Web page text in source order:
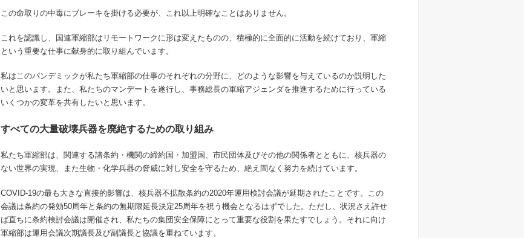
この命取りの中毒にブレーキを掛ける必要が、これ以上明確なことはありません。
これを認識し、国連軍縮部はリモートワークに形は変えたものの、積極的に全面的に活動を続けており、軍縮
という重要な仕事に献身的に取り組んでいます。
私はこのパンデミックが私たち軍縮部の仕事のそれぞれの分野に、どのような影響を与えているのか説明した
いと思います。また、私たちのマンデートを遂行し、事務総長の軍縮アジェンダを推進するために行っている
いくつかの変革を共有したいと思います。
すべての大量破壊兵器を廃絶するための取り組み
私たち軍縮部は、関連する諸条約・機関の締約国・加盟国、市民団体及びその他の関係者とともに、核兵器の
ない世界の実現、また生物・化学兵器の脅威に対し安全を守るため、絶え間なく努力を続けています。
COVID-19の最も大きな直接的影響は、核兵器不拡散条約の2020年運用検討会議が延期されたことです。この
会議は条約の発効50周年と条約の無期限延長決定25周年を祝う機会となるはずでした。ただし、状況さえ許せ
ば直ちに条約検討会議は開催され、私たちの集団安全保障にとって重要な役割を果たすでしょう。それに向け
軍縮部は運用会議次期議長及び副議長と協議を重ねています。